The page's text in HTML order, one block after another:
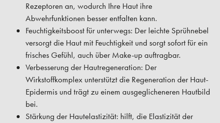
Rezeptoren an, wodurch Ihre Haut ihre
Abwehrfunktionen besser entfalten kann.
Feuchtigkeitsboost für unterwegs: Der leichte Sprühnebel
versorgt die Haut mit Feuchtigkeit und sorgt sofort für ein
frisches Gefühl, auch über Make-up auftragbar.
Verbesserung der Hautregeneration: Der
Wirkstoffkomplex unterstützt die Regeneration der Haut-
Epidermis und trägt zu einem ausgeglicheneren Hautbild
bei.
Stärkung der Hautelastizität: hilft, die Elastizität der